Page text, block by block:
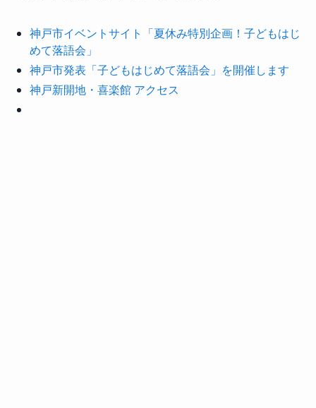
神戸市イベントサイト「夏休み特別企画！子どもはじ
めて落語会」
神戸市発表「子どもはじめて落語会」を開催します
神戸新開地・喜楽館 アクセス